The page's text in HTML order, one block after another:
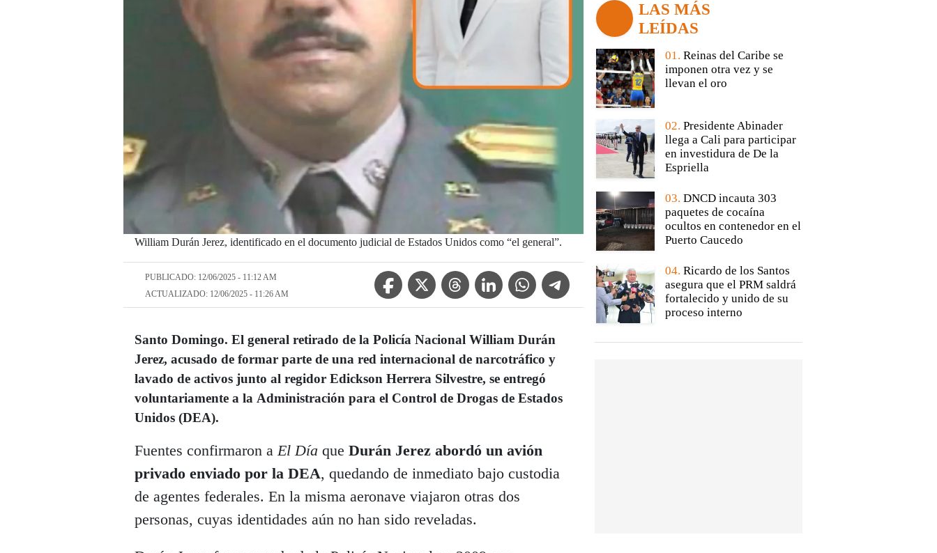
William Durán Jerez, identificado en el documento judicial de Estados Unidos como “el general”.
PUBLICADO: 12/06/2025 - 11:12 AM
ACTUALIZADO: 12/06/2025 - 11:26 AM
Facebook IconTwitter IconThreads IconLinkedin IconWhatsApp IconTelegram Icon
Santo Domingo. El general retirado de la Policía Nacional William Durán
Jerez, acusado de formar parte de una red internacional de narcotráfico y
lavado de activos junto al regidor Edickson Herrera Silvestre, se entregó
voluntariamente a la Administración para el Control de Drogas de Estados
Unidos (DEA).
Fuentes confirmaron a El Día que Durán Jerez abordó un avión
privado enviado por la DEA, quedando de inmediato bajo custodia
de agentes federales. En la misma aeronave viajaron otras dos
personas, cuyas identidades aún no han sido reveladas.
LAS MÁS
LEÍDAS
01. Reinas del Caribe se
imponen otra vez y se
llevan el oro
02. Presidente Abinader
llega a Cali para participar
en investidura de De la
Espriella
03. DNCD incauta 303
paquetes de cocaína
ocultos en contenedor en el
Puerto Caucedo
04. Ricardo de los Santos
asegura que el PRM saldrá
fortalecido y unido de su
proceso interno